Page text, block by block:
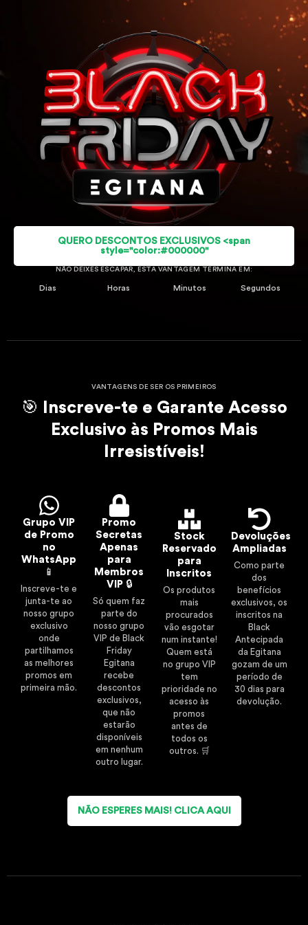
QUERO DESCONTOS EXCLUSIVOS <span
style="color:#000000"
NÃO DEIXES ESCAPAR, ESTA VANTAGEM TERMINA EM:
Dias Horas Minutos Segundos
VANTAGENS DE SER OS PRIMEIROS
🎯 Inscreve-te e Garante Acesso
Exclusivo às Promos Mais
Irresistíveis!
Grupo VIP
de Promo
no
WhatsApp
📱
Inscreve-te e
junta-te ao
nosso grupo
exclusivo
onde
partilhamos
as melhores
promos em
primeira mão.
Promo
Secretas
Apenas
para
Membros
VIP 🔒
Só quem faz
parte do
nosso grupo
VIP de Black
Friday
Egitana
recebe
descontos
exclusivos,
que não
estarão
disponíveis
em nenhum
outro lugar.
Stock
Reservado
para
Inscritos
Os produtos
mais
procurados
vão esgotar
num instante!
Quem está
no grupo VIP
tem
prioridade no
acesso às
promos
antes de
todos os
outros. 🛒
Devoluções
Ampliadas
Como parte
dos
benefícios
exclusivos, os
inscritos na
Black
Antecipada
da Egitana
gozam de um
período de
30 dias para
devolução.
NÃO ESPERES MAIS! CLICA AQUI